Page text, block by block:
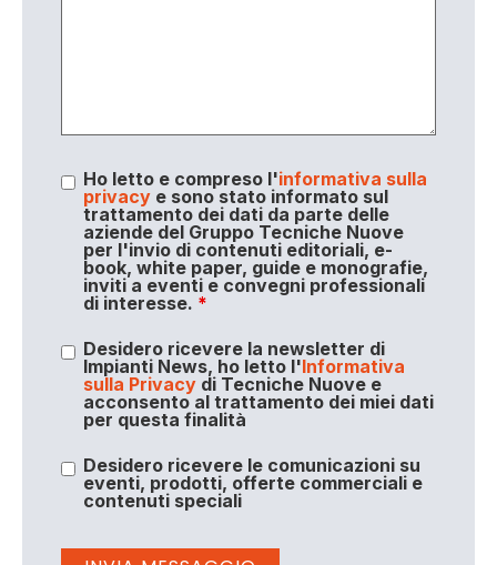
Ho letto e compreso l'informativa sulla
privacye sono stato informato sul
trattamento dei dati da parte delle
aziende del Gruppo Tecniche Nuove
per l'invio di contenuti editoriali, e-
book, white paper, guide e monografie,
inviti a eventi e convegni professionali
di interesse. *
Desidero ricevere la newsletter di
Impianti News, ho letto l'Informativa
sulla Privacydi Tecniche Nuove e
acconsento al trattamento dei miei dati
per questa finalità
Desidero ricevere le comunicazioni su
eventi, prodotti, offerte commerciali e
contenuti speciali